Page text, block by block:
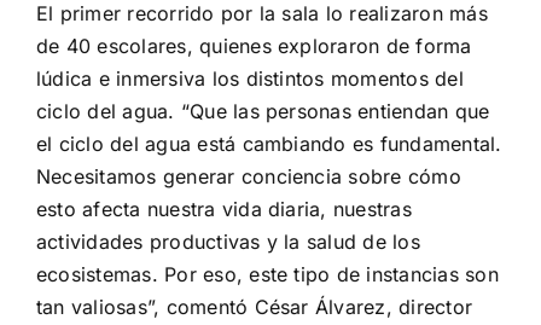
El primer recorrido por la sala lo realizaron más
de 40 escolares, quienes exploraron de forma
lúdica e inmersiva los distintos momentos del
ciclo del agua. “Que las personas entiendan que
el ciclo del agua está cambiando es fundamental.
Necesitamos generar conciencia sobre cómo
esto afecta nuestra vida diaria, nuestras
actividades productivas y la salud de los
ecosistemas. Por eso, este tipo de instancias son
tan valiosas”, comentó César Álvarez, director